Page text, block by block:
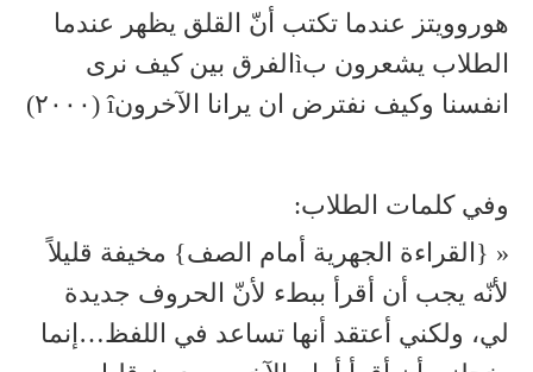
هوروويتز عندما تكتب أنّ القلق يظهر عندما
الطلاب يشعرون بìالفرق بين كيف نرى
انفسنا وكيف نفترض ان يرانا الآخرونî (٢٠٠٠)
وفي كلمات الطلاب:
« {القراءة الجهرية أمام الصف} مخيفة قليلاً
لأنّه يجب أن أقرأ ببطء لأنّ الحروف جديدة
لي، ولكني أعتقد أنها تساعد في اللفظ…إنما